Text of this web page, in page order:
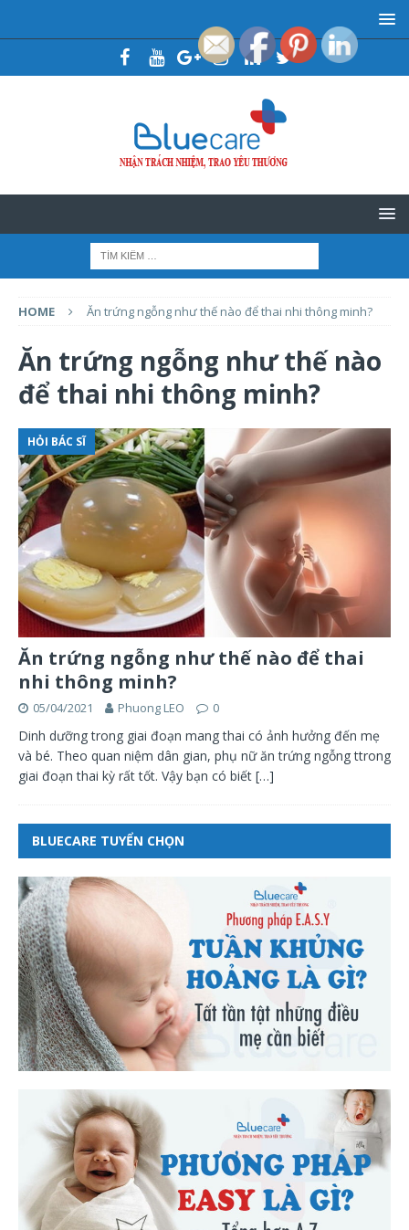
HOME Ăn trứng ngỗng như thế nào để thai nhi thông minh?
Ăn trứng ngỗng như thế nào
để thai nhi thông minh?
HỎI BÁC SĨ
Ăn trứng ngỗng như thế nào để thai
nhi thông minh?
05/04/2021 Phuong LEO 0
Dinh dưỡng trong giai đoạn mang thai có ảnh hưởng đến mẹ
và bé. Theo quan niệm dân gian, phụ nữ ăn trứng ngỗng ttrong
giai đoạn thai kỳ rất tốt. Vậy bạn có biết […]
BLUECARE TUYỂN CHỌN